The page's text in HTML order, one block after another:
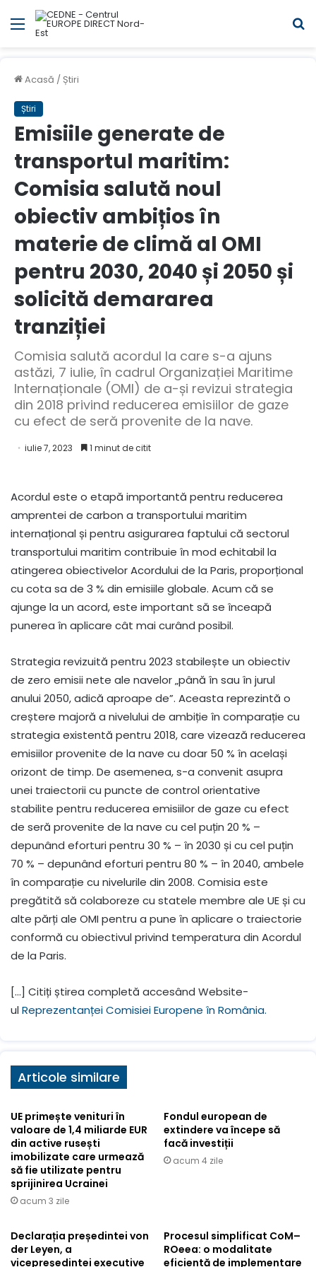
Meniul
Acasă / Știri
Știri
Emisiile generate de
transportul maritim:
Comisia salută noul
obiectiv ambițios în
materie de climă al OMI
pentru 2030, 2040 și 2050 și
solicită demararea
tranziției
Comisia salută acordul la care s-a ajuns
astăzi, 7 iulie, în cadrul Organizației Maritime
Internaționale (OMI) de a-și revizui strategia
din 2018 privind reducerea emisiilor de gaze
cu efect de seră provenite de la nave.
iulie 7, 2023 1 minut de citit
Acordul este o etapă importantă pentru reducerea
amprentei de carbon a transportului maritim
internațional și pentru asigurarea faptului că sectorul
transportului maritim contribuie în mod echitabil la
atingerea obiectivelor Acordului de la Paris, proporțional
cu cota sa de 3 % din emisiile globale. Acum că se
ajunge la un acord, este important să se înceapă
punerea în aplicare cât mai curând posibil.
Strategia revizuită pentru 2023 stabilește un obiectiv
de zero emisii nete ale navelor „până în sau în jurul
anului 2050, adică aproape de”. Aceasta reprezintă o
creștere majoră a nivelului de ambiție în comparație cu
strategia existentă pentru 2018, care vizează reducerea
emisiilor provenite de la nave cu doar 50 % în același
orizont de timp. De asemenea, s-a convenit asupra
unei traiectorii cu puncte de control orientative
stabilite pentru reducerea emisiilor de gaze cu efect
de seră provenite de la nave cu cel puțin 20 % –
depunând eforturi pentru 30 % – în 2030 și cu cel puțin
70 % – depunând eforturi pentru 80 % – în 2040, ambele
în comparație cu nivelurile din 2008. Comisia este
pregătită să colaboreze cu statele membre ale UE și cu
alte părți ale OMI pentru a pune în aplicare o traiectorie
conformă cu obiectivul privind temperatura din Acordul
de la Paris.
[…] Citiți știrea completă accesând Website-
ulReprezentanței Comisiei Europene în România.
Articole similare
UE primește venituri în
valoare de 1,4 miliarde EUR
din active rusești
imobilizate care urmează
să fie utilizate pentru
sprijinirea Ucrainei
acum 3 zile
Fondul european de
extindere va începe să
facă investiții
acum 4 zile
Declarația președintei von
der Leyen, a
vicepreședintei executive
Procesul simplificat CoM–
ROeea: o modalitate
eficientă de implementare